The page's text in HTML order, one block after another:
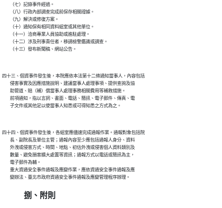
        （七）記錄事件經過。
        （八）行政內部調查完成前保存相關證據。
        （九）解決或修復方案。
        （十）通知保有相同資料組室或其他單位。
        （十一）洽商專業人員協助或進駐處理。
        （十二）涉及刑事責任者，移請檢警鑑識或調查。
四十三、個資事件發生後，本院應依本法第十二條通知當事人，內容包括
        侵害事實及因應措施說明、建議當事人處理事項、提供查詢及協
        助管道、賠（補）償當事人處理事務相關費用等補救措施。
        前項通知，指以言詞、書面、電話、簡訊、電子郵件、傳真、電
四十四、個資事件發生後，各組室應儘速完成通報作業。通報對象包括院
        長、副院長及單位主管；通報內容至少應包括通報人身分、資料
        外洩或侵害方式、時間、地點、初估外洩或侵害個人資料類別及
        數量、避免損害擴大處置等資訊；通報方式以電話或簡訊為主，
        電子郵件為輔。
        重大資通安全事件通報及應變作業，應依資通安全事件通報及應
捌、附則